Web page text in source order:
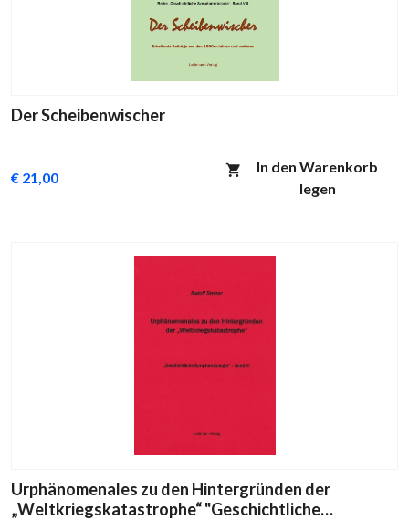
Der Scheibenwischer
€ 21,00
In den Warenkorb
legen
Urphänomenales zu den Hintergründen der
„Weltkriegskatastrophe“ "Geschichtliche